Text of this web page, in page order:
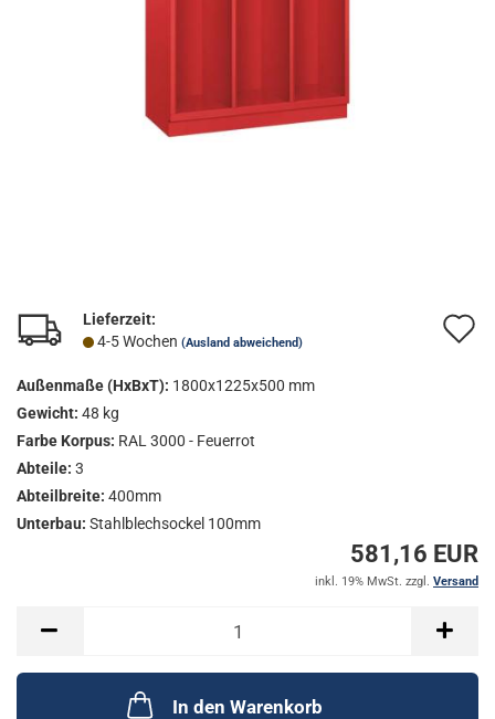
Lieferzeit:
4-5 Wochen (Ausland abweichend)
Außenmaße (HxBxT): 1800x1225x500 mm
Gewicht: 48 kg
Farbe Korpus: RAL 3000 - Feuerrot
Abteile: 3
Abteilbreite: 400mm
Unterbau: Stahlblechsockel 100mm
581,16 EUR
inkl. 19% MwSt. zzgl. Versand
In den Warenkorb